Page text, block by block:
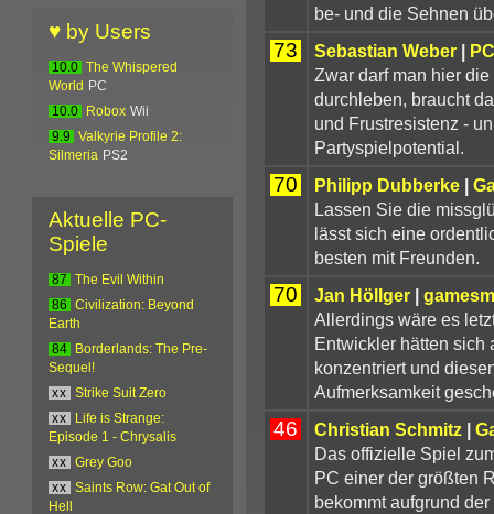
be- und die Sehnen
73 Sebastian Weber|
Zwar darf man hier
durchleben, braucht
und Frustresistenz -
Partyspielpotential.
70 Philipp Dubberke|
Lassen Sie die
lässt sich eine
besten mit Freunden.
70 Jan Höllger|
Allerdings wäre es
Entwickler hätten sich
konzentriert und
Aufmerksamkeit
46 Christian Schmitz |
Das offizielle Spiel
PC einer der größten
bekommt aufgrund
♥ by Users
10.0
The Whispered
World
PC
10.0
Robox Wii
9.9
Valkyrie Profile 2:
Silmeria PS2
Aktuelle PC-
Spiele
87
The Evil Within
86
Civilization: Beyond
Earth
84
Borderlands: The Pre-
Sequel!
xx
Strike Suit Zero
xx
Life is Strange:
Episode 1 - Chrysalis
xx
Grey Goo
xx
Saints Row: Gat Out of
Hell